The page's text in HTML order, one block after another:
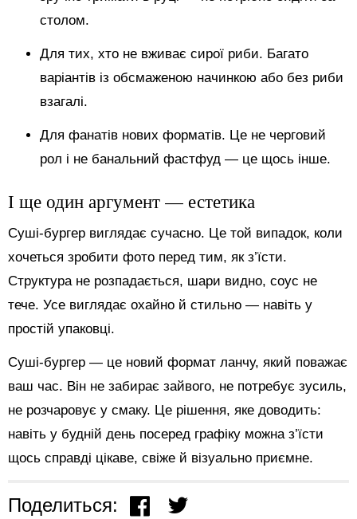
столом.
Для тих, хто не вживає сирої риби. Багато
варіантів із обсмаженою начинкою або без риби
взагалі.
Для фанатів нових форматів. Це не черговий
рол і не банальний фастфуд — це щось інше.
І ще один аргумент — естетика
Суші-бургер виглядає сучасно. Це той випадок, коли
хочеться зробити фото перед тим, як з’їсти.
Структура не розпадається, шари видно, соус не
тече. Усе виглядає охайно й стильно — навіть у
простій упаковці.
Суші-бургер — це новий формат ланчу, який поважає
ваш час. Він не забирає зайвого, не потребує зусиль,
не розчаровує у смаку. Це рішення, яке доводить:
навіть у будній день посеред графіку можна з’їсти
щось справді цікаве, свіже й візуально приємне.
Поделиться: